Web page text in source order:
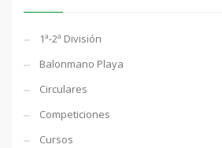
1ª-2ª División
Balonmano Playa
Circulares
Competiciones
Cursos